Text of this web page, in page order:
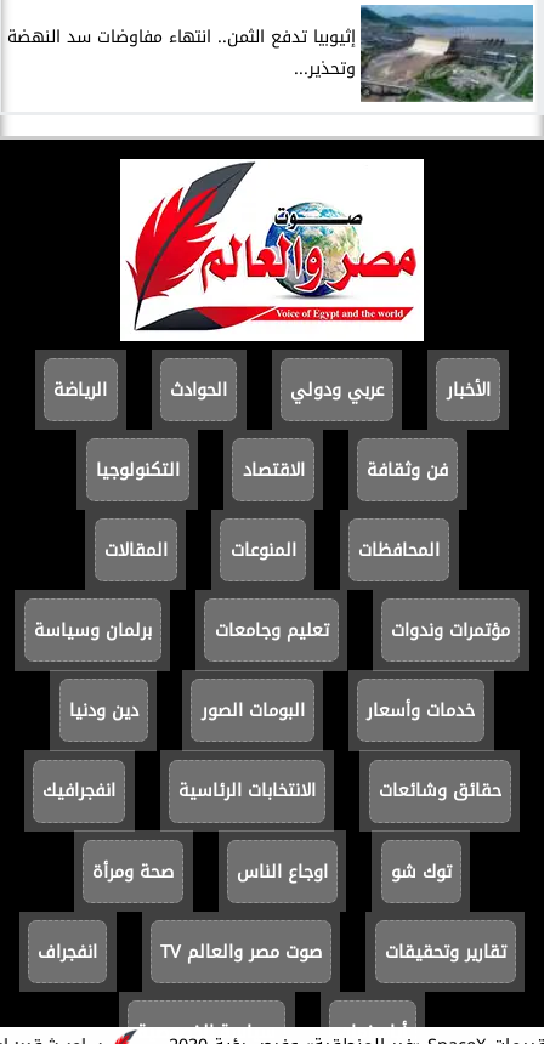
إثيوبيا تدفع الثمن.. انتهاء مفاوضات سد النهضة
وتحذير...
الأخبار عربي ودولي الحوادث الرياضة
فن وثقافة الاقتصاد التكنولوجيا
المحافظات المنوعات المقالات
مؤتمرات وندوات تعليم وجامعات برلمان وسياسة
خدمات وأسعار البومات الصور دين ودنيا
حقائق وشائعات الانتخابات الرئاسية انفجرافيك
توك شو اوجاع الناس صحة ومرأة
تقارير وتحقيقات صوت مصر والعالم TV انفجراف
أيام زمان سياسة الخصوصية